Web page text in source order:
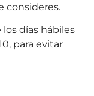
consideres.
días hábiles
para evitar